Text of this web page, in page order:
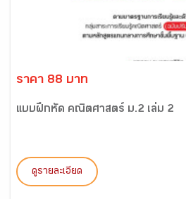
ราคา 88 บาท
แบบฝึกหัด คณิตศาสตร์ ม.2 เล่ม 2
ดูรายละเอียด